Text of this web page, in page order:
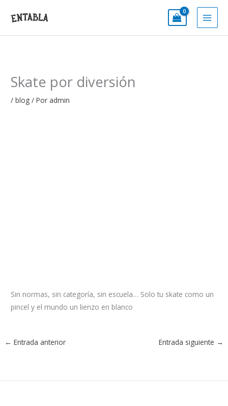
Skate por diversión
/blog / Por admin
Sin normas, sin categoría, sin escuela… Solo tu skate como un
pincel y el mundo un lienzo en blanco
← Entrada anterior Entrada siguiente →